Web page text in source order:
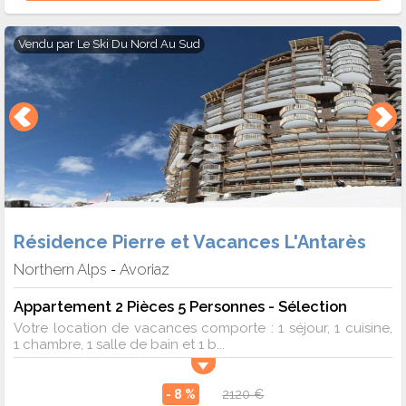
Vendu par Le Ski Du Nord Au Sud
Résidence Pierre et Vacances L'Antarès
Northern Alps - Avoriaz
Appartement 2 Pièces 5 Personnes - Sélection
Votre location de vacances comporte : 1 séjour, 1 cuisine,
1 chambre, 1 salle de bain et 1 b...
- 8 % 2120 €